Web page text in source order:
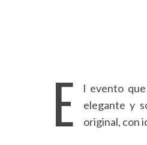
E
l evento
elegante y
original, con